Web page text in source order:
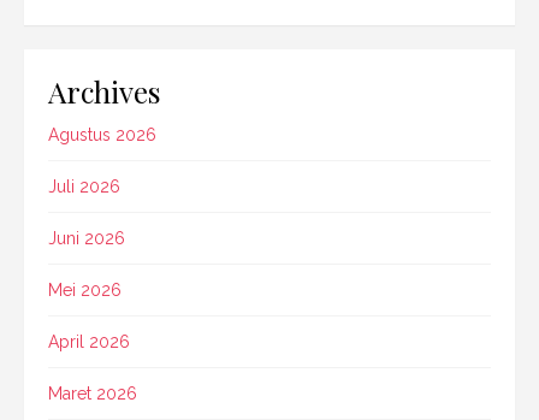
Archives
Agustus 2026
Juli 2026
Juni 2026
Mei 2026
April 2026
Maret 2026